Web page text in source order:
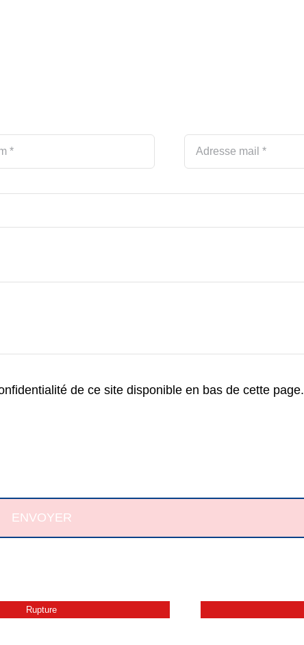
de ce site disponible en bas de cette page.
ENVOYER
Rupture